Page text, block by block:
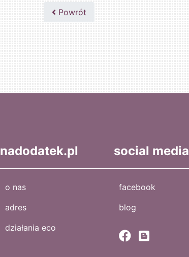
509076255
Powrót
nadodatek.pl
o nas
adres
działania eco
social media
facebook
blog